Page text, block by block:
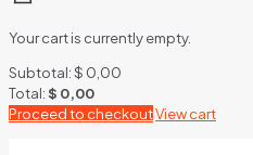
Your cart is currently empty.
Subtotal:$ 0,00
Total:$ 0,00
Proceed to checkoutView cart